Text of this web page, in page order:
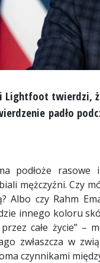
Lightfoot twierdzi,
padło
podłoże rasowe
mężczyźni. Czy
Albo czy Rahm
innego koloru
całe życie” –
zwłaszcza w
czynnikami